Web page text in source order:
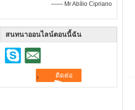
—— Mr Abílio Cipriano
สนทนาออนไลน์ตอนนี้ฉัน